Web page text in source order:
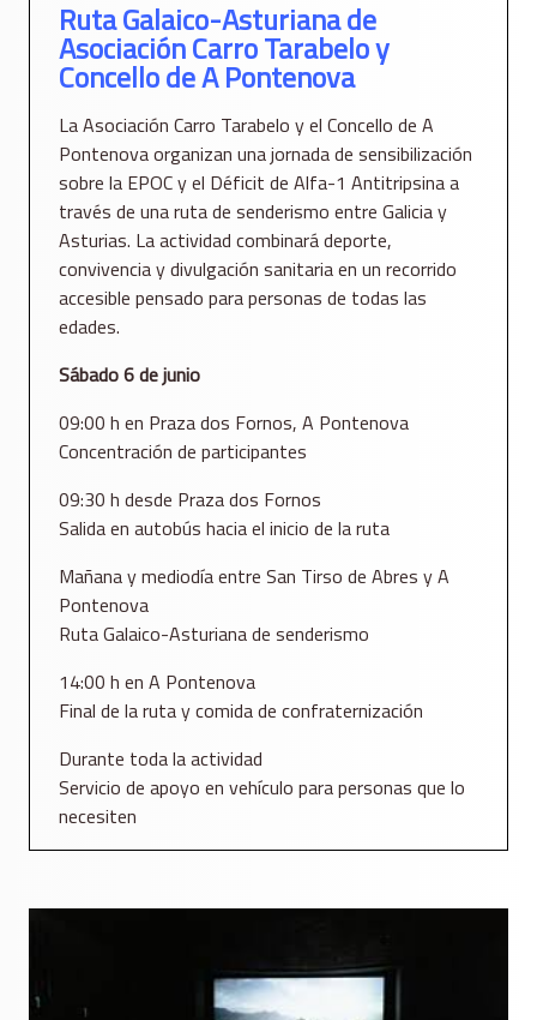
Ruta Galaico-Asturiana de
Asociación Carro Tarabelo y
Concello de A Pontenova
La Asociación Carro Tarabelo y el Concello de A
Pontenova organizan una jornada de sensibilización
sobre la EPOC y el Déficit de Alfa-1 Antitripsina a
través de una ruta de senderismo entre Galicia y
Asturias. La actividad combinará deporte,
convivencia y divulgación sanitaria en un recorrido
accesible pensado para personas de todas las
edades.
Sábado 6 de junio
09:00 h en Praza dos Fornos, A Pontenova
Concentración de participantes
09:30 h desde Praza dos Fornos
Salida en autobús hacia el inicio de la ruta
Mañana y mediodía entre San Tirso de Abres y A
Pontenova
Ruta Galaico-Asturiana de senderismo
14:00 h en A Pontenova
Final de la ruta y comida de confraternización
Durante toda la actividad
Servicio de apoyo en vehículo para personas que lo
necesiten